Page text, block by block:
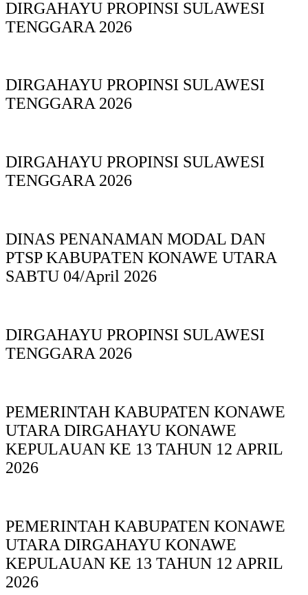
DIRGAHAYU PROPINSI SULAWESI
TENGGARA 2026
DIRGAHAYU PROPINSI SULAWESI
TENGGARA 2026
DIRGAHAYU PROPINSI SULAWESI
TENGGARA 2026
DINAS PΕΝΑΝΑΜAN MODAL DAN
PTSP KABUPAΤΕΝ ΚΟNAWE UTARA
SABTU 04/April 2026
DIRGAHAYU PROPINSI SULAWESI
TENGGARA 2026
PEMERINTAH KABUPATEN KONAWE
UTARA DIRGAHAYU KONAWE
KEPULAUAN KE 13 TAHUN 12 APRIL
2026
PEMERINTAH KABUPATEN KONAWE
UTARA DIRGAHAYU KONAWE
KEPULAUAN KE 13 TAHUN 12 APRIL
2026